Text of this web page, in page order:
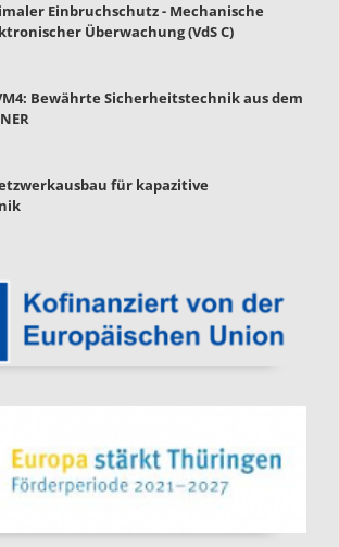
Einbruchschutz - Mechanische
Überwachung (VdS C)
Bewährte Sicherheitstechnik aus dem
für kapazitive